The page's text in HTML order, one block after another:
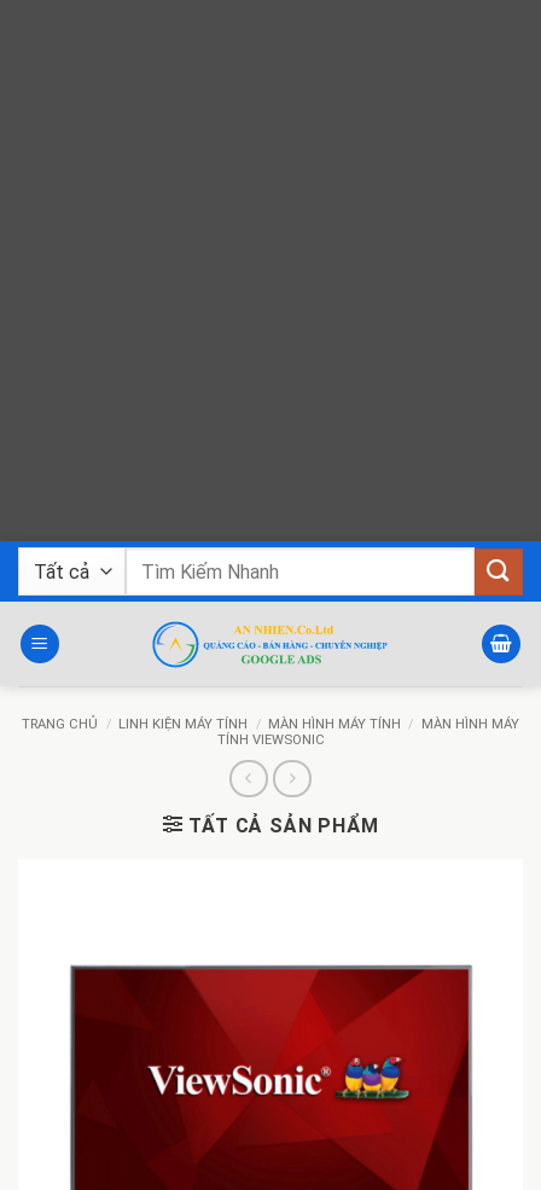
Bỏ
dung
Tìm
TRANG CHỦ / LINH KIỆN MÁY TÍNH / MÀN HÌNH MÁY TÍNH /
MÀN HÌNH MÁY
TÍNH VIEWSONIC
TẤT CẢ SẢN PHẨM